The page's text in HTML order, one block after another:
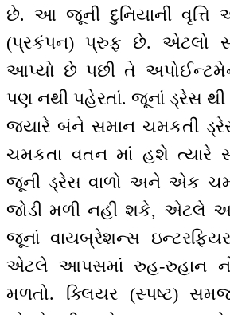
છે. આ જૂની દુનિયાની વૃત્તિ
(પ્રકંપન) પ્રુફ છે. એટલો
આપ્યો છે પછી તે
પણ નથી પહેરતાં. જૂનાં ડ્રેસ થી
જ્યારે બંને સમાન ચમકતી
ચમકતા વતન માં હશે ત્યારે
જૂની ડ્રેસ વાળો અને એક
જોડી મળી નહીં શકે, એટલે
જૂનાં વાયબ્રેશન્સ
એટલે આપસમાં રુહ-રુહાન નો
મળતો. ક્લિયર (સ્પષ્ટ)